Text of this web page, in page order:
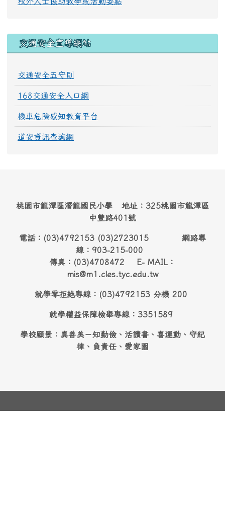
交通安全宣導網站
交通安全五守則
168交通安全入口網
機車危險感知教育平台
道安資訊查詢網
桃園市龍潭區潛龍國民小學 地址：325桃園市龍潭區
中豐路401號
電話：(03)4792153 (03)2723015 網路專
線：903-215-000
傳真：(03)4708472 E- MAIL：
mis@m1.cles.tyc.edu.tw
就學零拒絶專線：(03)4792153 分機 200
就學權益保障檢舉專線：3351589
學校願景：真善美－知勤儉、活讀書、喜運動、守紀
律、負責任、愛家園